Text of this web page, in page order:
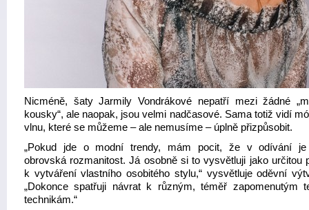
Nicméně, šaty Jarmily Vondrákové nepatří mezi žádné
kousky“, ale naopak, jsou velmi nadčasové. Sama totiž vidí
vlnu, které se můžeme – ale nemusíme – úplně přizpůsobit.
„Pokud jde o modní trendy, mám pocit, že v odívání je
obrovská rozmanitost. Já osobně si to vysvětluji jako určitou
k vytváření vlastního osobitého stylu,“ vysvětluje oděvní
„Dokonce spatřuji návrat k různým, téměř zapomenutým
technikám.“